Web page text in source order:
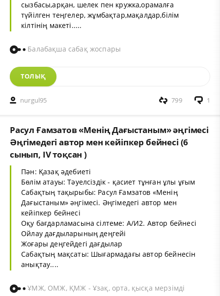
сызбасы,арқан, шелек пен кружка,орамалға
түйілген теңгелер, жұмбақтар,мақалдар,білім
кілтінің макеті.....
Балабақша сабақ жоспары
ТОЛЫҚ
nurgul95 1
799
Расул Ғамзатов «Менің Дағыстаным» әңгімесі
Әңгімедегі автор мен кейіпкер бейнесі (6
сынып, IV тоқсан )
Пән: Қазақ әдебиеті
Бөлім атауы: Тәуелсіздік - қасиет тұнған ұлы ұғым
Сабақтың тақырыбы: Расул Ғамзатов «Менің
Дағыстаным» әңгімесі. Әңгімедегі автор мен
кейіпкер бейнесі
Оқу бағдарламасына сілтеме: А/И2. Автор бейнесі
Ойлау дағдыларының деңгейі
Жоғары деңгейдегі дағдылар
Сабақтың мақсаты: Шығармадағы автор бейнесін
анықтау....
ҰМЖ, ОМЖ, ҚМЖ - Ұзақ, орта, қысқа мерзімді